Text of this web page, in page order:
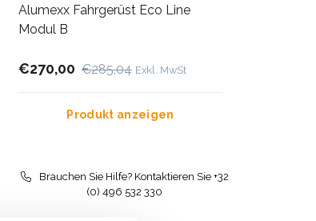
Alumexx Fahrgerüst Eco Line
Modul B
€270,00 €285,04 Exkl. MwSt
Produkt anzeigen
Brauchen Sie Hilfe? Kontaktieren Sie +32
(0) 496 532 330